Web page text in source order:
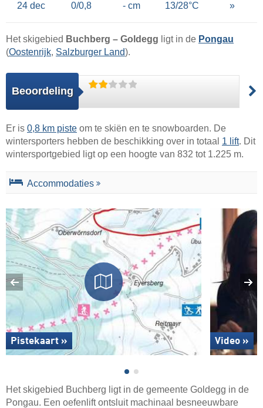
24 dec 0/0,8 - cm 13/28°C »
Het skigebied Buchberg – Goldegg ligt in de Pongau
(Oostenrijk, Salzburger Land).
Beoordeling
Er is 0,8 km piste om te skiën en te snowboarden. De
wintersporters hebben de beschikking over in totaal 1 lift. Dit
wintersportgebied ligt op een hoogte van 832 tot 1.225 m.
Accommodaties
Pistekaart » Video »
Het skigebied Buchberg ligt in de gemeente Goldegg in de
Pongau. Een oefenlift ontsluit machinaal besneeuwbare